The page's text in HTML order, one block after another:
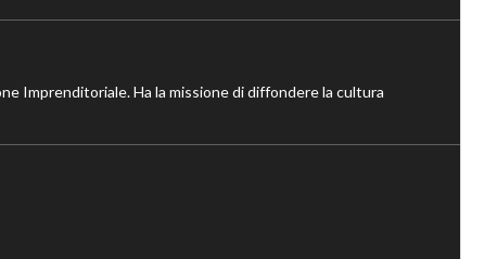
Imprenditoriale. Ha la missione di diffondere la cultura